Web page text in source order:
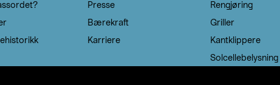
Presse
Bærekraft
Karriere
Rengjøring
Griller
Kantklippere
Solcellebelysning